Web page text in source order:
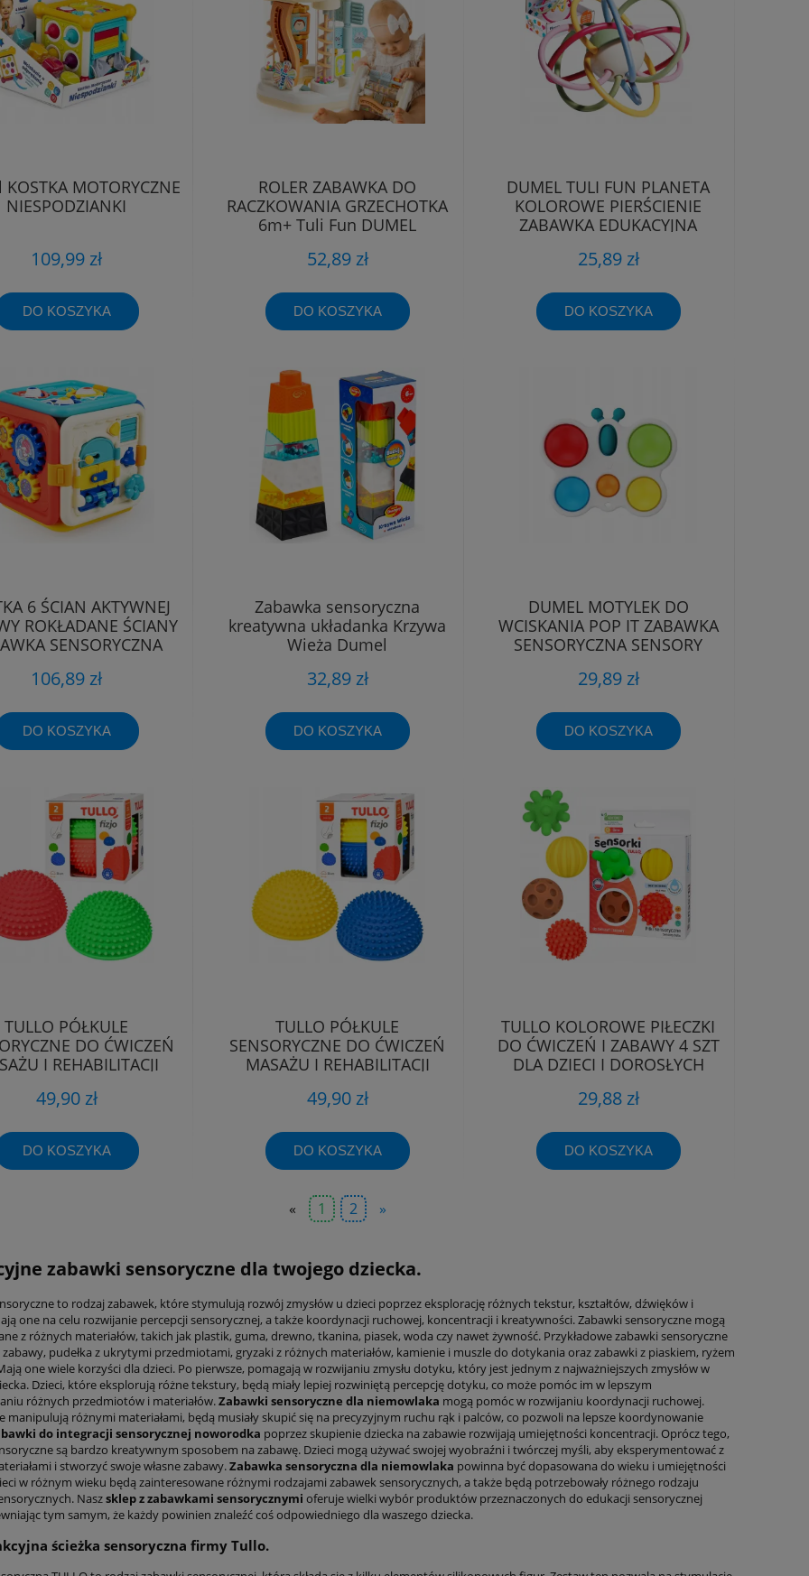
MOTORYCZNE
NIESPODZIANKI
109,99 zł
DO KOSZYKA
ROLER ZABAWKA DO
RACZKOWANIA GRZECHOTKA
6m+ Tuli Fun DUMEL
52,89 zł
DO KOSZYKA
DUMEL TULI FUN PLANETA
KOLOROWE PIERŚCIENIE
ZABAWKA EDUKACYJNA
25,89 zł
DO KOSZYKA
6 ŚCIAN AKTYWNEJ
ROKŁADANE ŚCIANY
SENSORYCZNA
106,89 zł
DO KOSZYKA
Zabawka sensoryczna
kreatywna układanka Krzywa
Wieża Dumel
32,89 zł
DO KOSZYKA
DUMEL MOTYLEK DO
WCISKANIA POP IT ZABAWKA
SENSORYCZNA SENSORY
29,89 zł
DO KOSZYKA
TULLO PÓŁKULE
DO ĆWICZEŃ
I REHABILITACJI
49,90 zł
DO KOSZYKA
TULLO PÓŁKULE
SENSORYCZNE DO ĆWICZEŃ
MASAŻU I REHABILITACJI
49,90 zł
DO KOSZYKA
TULLO KOLOROWE PIŁECZKI
DO ĆWICZEŃ I ZABAWY 4 SZT
DLA DZIECI I DOROSŁYCH
29,88 zł
DO KOSZYKA
« 1 2 »
zabawki sensoryczne dla twojego dziecka.
to rodzaj zabawek, które stymulują rozwój zmysłów u dzieci poprzez eksplorację różnych tekstur, kształtów, dźwięków i
one na celu rozwijanie percepcji sensorycznej, a także koordynacji ruchowej, koncentracji i kreatywności. Zabawki sensoryczne mogą
z różnych materiałów, takich jak plastik, guma, drewno, tkanina, piasek, woda czy nawet żywność. Przykładowe zabawki sensoryczne
pudełka z ukrytymi przedmiotami, gryzaki z różnych materiałów, kamienie i muszle do dotykania oraz zabawki z piaskiem, ryżem
one wiele korzyści dla dzieci. Po pierwsze, pomagają w rozwijaniu zmysłu dotyku, który jest jednym z najważniejszych zmysłów w
Dzieci, które eksplorują różne tekstury, będą miały lepiej rozwiniętą percepcję dotyku, co może pomóc im w lepszym
różnych przedmiotów i materiałów.Zabawki sensoryczne dla niemowlaka mogą pomóc w rozwijaniu koordynacji ruchowej.
manipulują różnymi materiałami, będą musiały skupić się na precyzyjnym ruchu rąk i palców, co pozwoli na lepsze koordynowanie
do integracji sensorycznej noworodka poprzez skupienie dziecka na zabawie rozwijają umiejętności koncentracji. Oprócz tego,
są bardzo kreatywnym sposobem na zabawę. Dzieci mogą używać swojej wyobraźni i twórczej myśli, aby eksperymentować z
i stworzyć swoje własne zabawy.Zabawka sensoryczna dla niemowlaka powinna być dopasowana do wieku i umiejętności
w różnym wieku będą zainteresowane różnymi rodzajami zabawek sensorycznych, a także będą potrzebowały różnego rodzaju
Naszsklep z zabawkami sensorycznymi oferuje wielki wybór produktów przeznaczonych do edukacji sensorycznej
tym samym, że każdy powinien znaleźć coś odpowiedniego dla waszego dziecka.
ścieżka sensoryczna firmy Tullo.